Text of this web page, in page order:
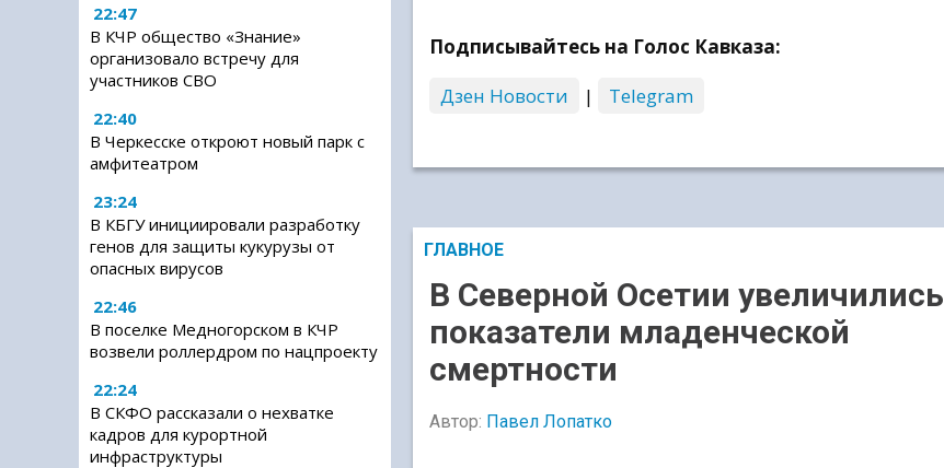
22:47
В КЧР общество «Знание»
организовало встречу для
участников СВО
22:40
В Черкесске откроют новый парк с
амфитеатром
23:24
В КБГУ инициировали разработку
генов для защиты кукурузы от
опасных вирусов
22:46
В поселке Медногорском в КЧР
возвели роллердром по нацпроекту
22:24
В СКФО рассказали о нехватке
кадров для курортной
инфраструктуры
Подписывайтесь на Голос Кавказа:
Дзен Новости
| Telegram
ГЛАВНОЕ
В Северной Осетии увеличились
показатели младенческой
смертности
Автор: Павел Лопатко